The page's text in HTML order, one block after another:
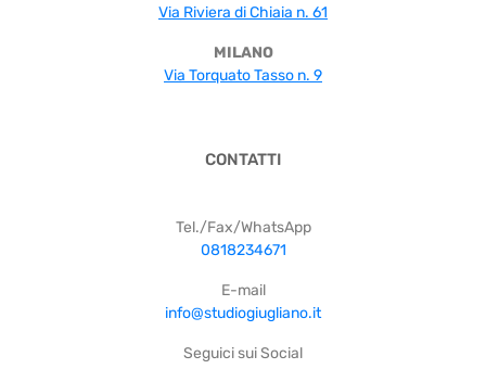
Via Riviera di Chiaia n. 61
MILANO
Via Torquato Tasso n. 9
CONTATTI
Tel./Fax/WhatsApp
0818234671
E-mail
info@studiogiugliano.it
Seguici sui Social